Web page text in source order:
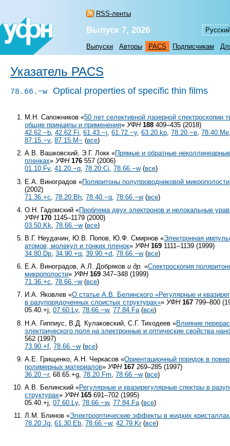
RSS-ленты
Выпуск 7, 2026
Выпуски Авторы PACS Подписчикам
Указатель PACS
78.66.−w Optical properties of specific thin films
М.Н. Сапожников «50 лет селективной лазерной спектроскопии
общие принципы и применения»УФН 188 409–435 (2018)
42.62.−b,42.62.Fi,61.43.−j,61.72.−y,63.20.kp,78.20.−e,78.40.Me
87.15.−v,87.15.M− (все)
А.В. Вашковский, Э.Г. Локк «Прямые и обратные
пленках»УФН 176 557 (2006)
01.10.Fv,41.20.−q,78.20.Ci,78.66.−w(все)
Е.А. Виноградов «Поляритоны полупроводниковой микрополости
(2002)
71.36.+c ,78.20.Bh ,78.40.−q ,78.66.−w(все)
О.Н. Гадомский «Проблема двух электронов и нелокальные
УФН 170 1145–1179 (2000)
03.50.Kk ,78.66.−w(все)
В.Г. Неудачин, Ю.В. Попов, Ю.Ф. Смирнов «Электронная
атомов, молекул и тонких пленок»УФН 169 1111–1139 (1999)
34.80.Dp,34.90.+q,39.90.+d,78.66.−w(все)
Е.А. Виноградов, А.Л. Добрякови др. «Спектроскопия
микрополости»УФН 169 347–348 (1999)
71.36.+c,78.66.−w(все)
И.А. Яковлев «О статье А.В. Белинского «Регулярные и
в разупорядоченных слоистых структурах»»УФН 167 799–800
05.40.+j,07.60.Ly,78.66.−w,77.84.Fa(все)
Н.А. Гиппиус, В.Д. Кулаковский, С.Г. Тиходеев «Влияние
электрического поля на электронные и оптические свойства
562 (1997)
73.90.+f ,78.66.−w(все)
А.Е. Грищенко, А.Н. Черкасов «Ориентационный порядок в
полимерных материалов»УФН 167 269–285 (1997)
36.20.−r, 68.65.+g,78.20.Fm ,78.66.−w(все)
А.В. Белинский «Регулярные и квазирегулярные спектры в
структурах»УФН 165 691–702 (1995)
05.40.+j,07.60.Ly,78.66.−w,77.84.Fa(все)
Л.М. Блинов «Электрооптические эффекты в жидких кристаллах
78.20.Jq,61.30.Eb,78.66.−w,42.79.Kr(все)